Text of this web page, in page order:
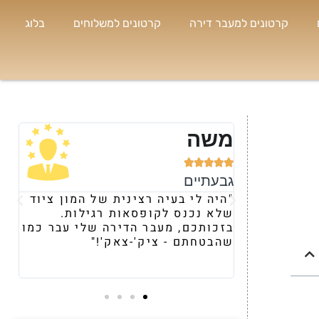
קרטונים למעבר דירה קרטונים למשלוחים בלוג
של המון ציוד
רגילות.
שלי עבר כמו
נועה


רמת השרון
"קיבלתי המלצה עליכם מחברה
ומרגע השיחה הראשונית, הרגשתי
את היחס וההתייחסות השונה